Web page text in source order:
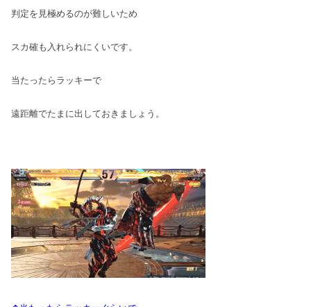
判定を見極めるのが難しいため
スカ確も入れられにくいです。
当たったらラッキーで
遠距離でたまに出しておきましょう。